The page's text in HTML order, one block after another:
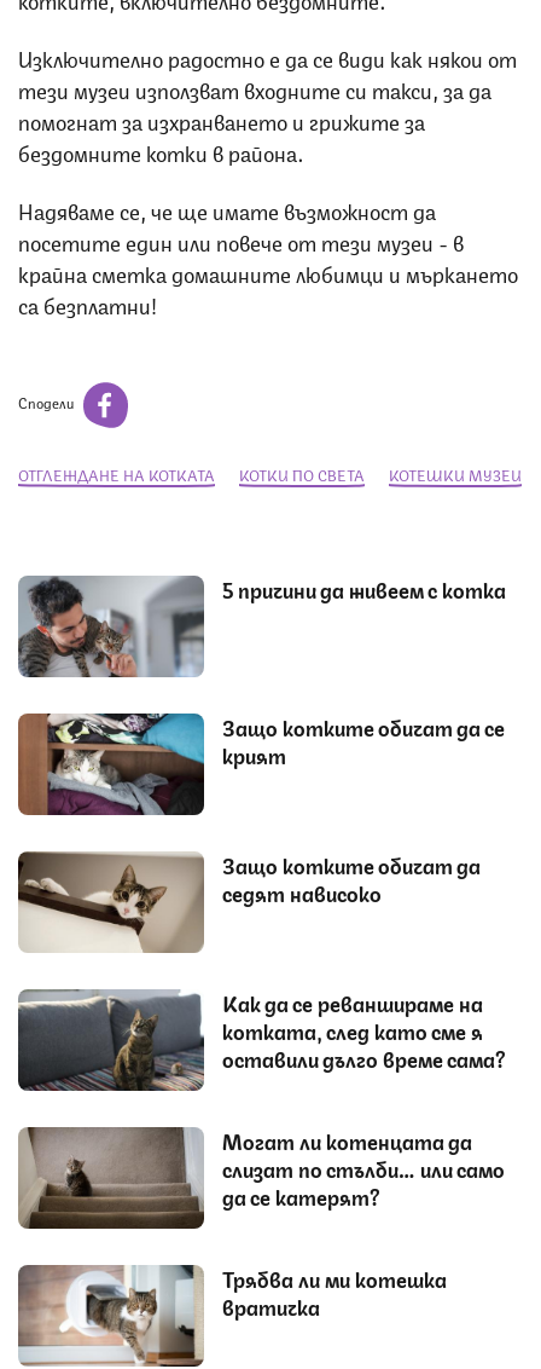
Изключително радостно е да се види как някои от
тези музеи използват входните си такси, за да
помогнат за изхранването и грижите за
бездомните котки в района.
Надяваме се, че ще имате възможност да
посетите един или повече от тези музеи - в
крайна сметка домашните любимци и мъркането
са безплатни!
Сподели
ОТГЛЕЖДАНЕ НА КОТКАТА КОТКИ ПО СВЕТА КОТЕШКИ МУЗЕИ
5 причини да живеем с котка
Защо котките обичат да се
крият
Защо котките обичат да
седят нависоко
Как да се реваншираме на
котката, след като сме я
оставили дълго време сама?
Могат ли котенцата да
слизат по стълби… или само
да се катерят?
Трябва ли ми котешка
вратичка